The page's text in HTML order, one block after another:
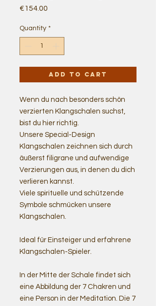
€154.00
Quantity *
Add to Cart
Wenn du nach besonders schön
verzierten Klangschalen suchst,
bist du hier richtig.
Unsere Special-Design
Klangschalen zeichnen sich durch
äußerst filigrane und aufwendige
Verzierungen aus, in denen du dich
verlieren kannst.
Viele spirituelle und schützende
Symbole schmücken unsere
Klangschalen.
Ideal für Einsteiger und erfahrene
Klangschalen-Spieler.
In der Mitte der Schale findet sich
eine Abbildung der 7 Chakren und
eine Person in der Meditation. Die 7